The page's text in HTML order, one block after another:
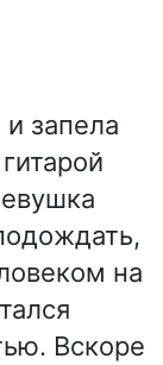
запела
на
Вскоре